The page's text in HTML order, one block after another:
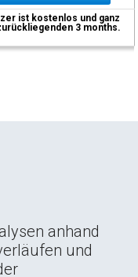
ist kostenlos und ganz
3 months.
anhand
und